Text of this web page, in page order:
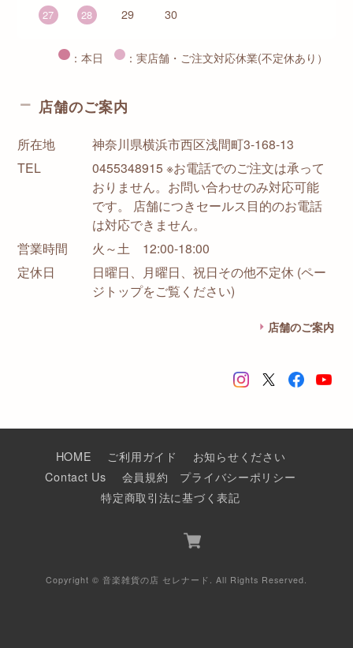
27 28 29 30
：本日 ：実店舗・ご注文対応休業(不定休あり）
店舗のご案内
所在地
神奈川県横浜市西区浅間町3-168-13
TEL
0455348915 ※お電話でのご注文は承って
おりません。お問い合わせのみ対応可能
です。 店舗につきセールス目的のお電話
は対応できません。
営業時間
火～土 12:00-18:00
定休日
日曜日、月曜日、祝日その他不定休 (ペー
ジトップをご覧ください)
店舗のご案内
HOME ご利用ガイド
お知らせください
Contact Us
会員規約
プライバシーポリシー
特定商取引法に基づく表記
Copyright © 音楽雑貨の店 セレナード. All Rights Reserved.